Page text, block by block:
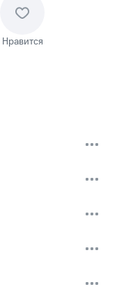
Нравится